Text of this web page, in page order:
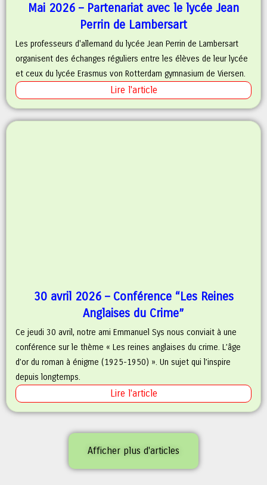
Mai 2026 – Partenariat avec le lycée Jean
Perrin de Lambersart
Les professeurs d'allemand du lycée Jean Perrin de Lambersart
organisent des échanges réguliers entre les élèves de leur lycée
et ceux du lycée Erasmus von Rotterdam gymnasium de Viersen.
Lire l'article
30 avril 2026 – Conférence “Les Reines
Anglaises du Crime”
Ce jeudi 30 avril, notre ami Emmanuel Sys nous conviait à une
conférence sur le thème « Les reines anglaises du crime. L’âge
d’or du roman à énigme (1925-1950) ». Un sujet qui l’inspire
depuis longtemps.
Lire l'article
Afficher plus d'articles